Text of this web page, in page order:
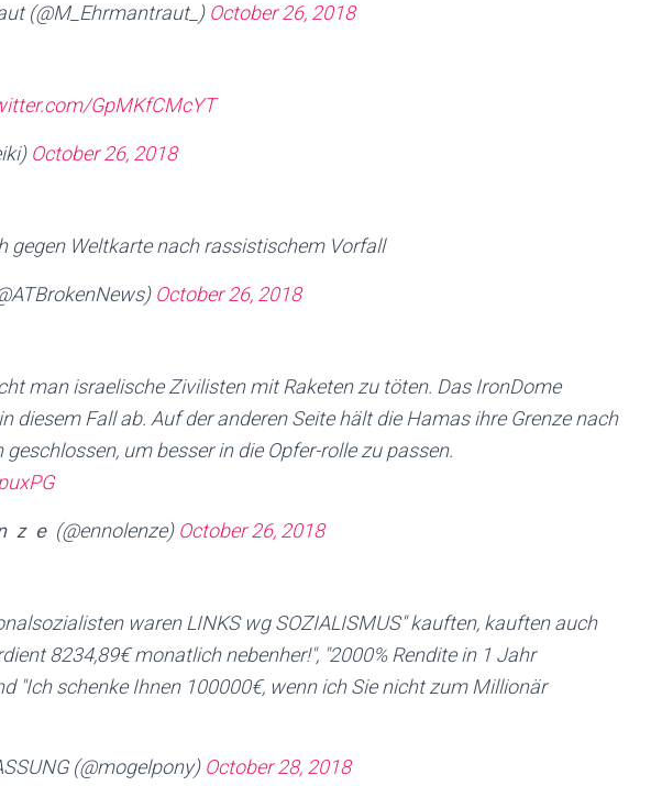
(@M_Ehrmantraut_) October 26, 2018
GpMKfCMcYT
October 26, 2018
gegen Weltkarte nach rassistischem Vorfall
October 26, 2018
man israelische Zivilisten mit Raketen zu töten. Das IronDome
diesem Fall ab. Auf der anderen Seite hält die Hamas ihre Grenze nach
um besser in die Opfer-rolle zu passen.
ｚｅ (@ennolenze) October 26, 2018
waren LINKS wg SOZIALISMUS" kauften, kauften auch
8234,89€ monatlich nebenher!", "2000% Rendite in 1 Jahr
"Ich schenke Ihnen 100000€, wenn ich Sie nicht zum Millionär
(@mogelpony) October 28, 2018